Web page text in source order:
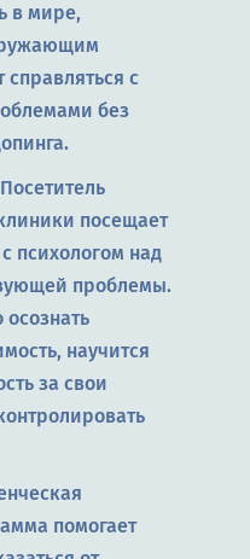
в мире,
с
без
посещает
психологом над
проблемы.
научится
за свои
помогает